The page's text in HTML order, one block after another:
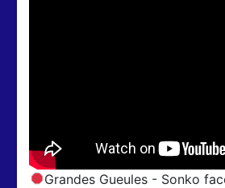
Grandes Gueules - Sonko